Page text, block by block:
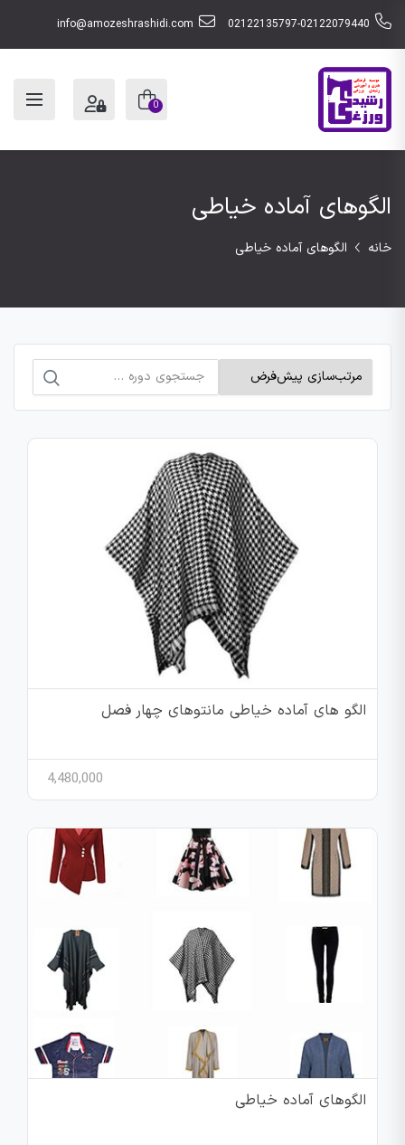
02122135797-02122079440
info@amozeshrashidi.com
0
الگوهای آماده خیاطی
خانه الگوهای آماده خیاطی
جستجو
الگو های آماده خیاطی مانتوهای چهار فصل
4,480,000
الگوهای آماده خیاطی